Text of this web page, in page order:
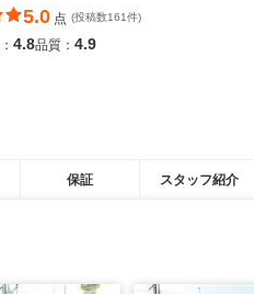
5.0 点 (投稿数161件)
4.8品質： 4.9
保証 スタッフ紹介